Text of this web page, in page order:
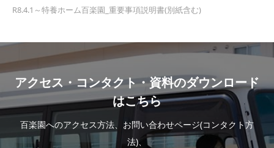
R8.4.1～特養ホーム百楽園_重要事項説明書(別紙含む)
アクセス・コンタクト・資料のダウンロード
はこちら
百楽園へのアクセス方法、お問い合わせページ(コンタクト方
法)、